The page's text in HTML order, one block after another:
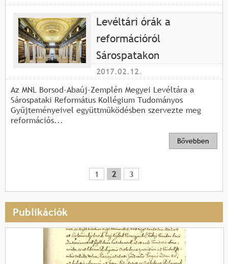
Levéltári órák a
reformációról
Sárospatakon
2017.02.12.
Az MNL Borsod-Abaúj-Zemplén Megyei Levéltára a
Sárospataki Református Kollégium Tudományos
Gyűjteményeivel együttműködésben szervezte meg
reformációs...
Bővebben
l
d
1 2 3
Publikációk